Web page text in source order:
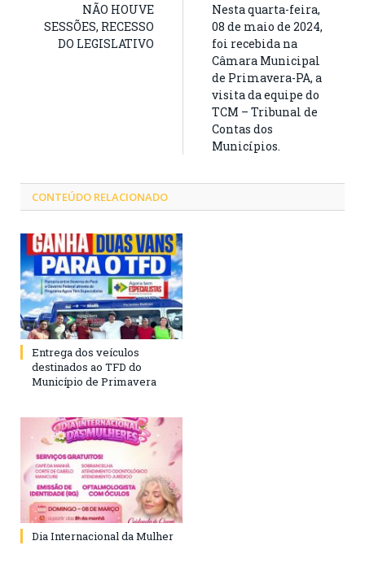
NÃO HOUVE
SESSÕES, RECESSO
DO LEGISLATIVO
Nesta quarta-feira,
08 de maio de 2024,
foi recebida na
Câmara Municipal
de Primavera-PA, a
visita da equipe do
TCM – Tribunal de
Contas dos
Municípios.
CONTEÚDO RELACIONADO
Entrega dos veículos
destinados ao TFD do
Município de Primavera
Dia Internacional da Mulher